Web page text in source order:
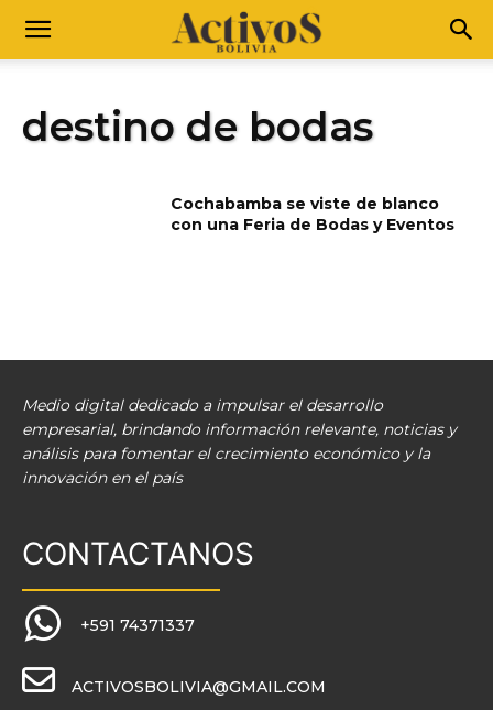
destino de bodas
Cochabamba se viste de blanco
con una Feria de Bodas y Eventos
Medio digital dedicado a impulsar el desarrollo
empresarial, brindando información relevante, noticias y
análisis para fomentar el crecimiento económico y la
innovación en el país
CONTACTANOS
+591 74371337
ACTIVOSBOLIVIA@GMAIL.COM